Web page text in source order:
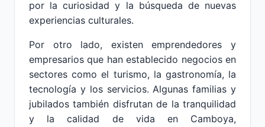
por la curiosidad y la búsqueda de nuevas
experiencias culturales.
Por otro lado, existen emprendedores y
empresarios que han establecido negocios en
sectores como el turismo, la gastronomía, la
tecnología y los servicios. Algunas familias y
jubilados también disfrutan de la tranquilidad
y la calidad de vida en Camboya,